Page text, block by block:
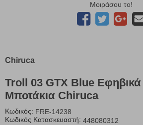
Μοιράσου το!
Chiruca
Troll 03 GTX Blue Εφηβικά
Μποτάκια Chiruca
Κωδικός: FRE-14238
Κωδικός Κατασκευαστή: 448080312